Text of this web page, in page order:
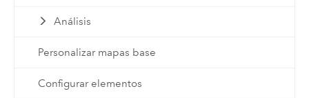
Análisis
Personalizar mapas base
Configurar elementos